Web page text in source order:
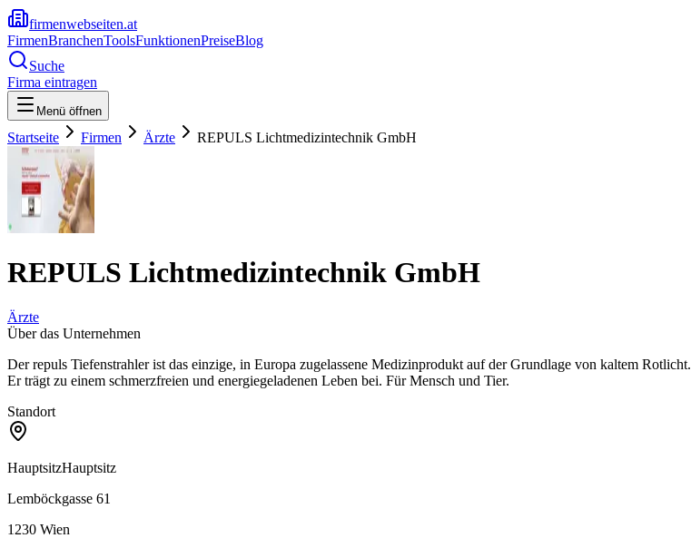
firmenwebseiten.at
FirmenBranchenToolsFunktionenPreiseBlog
Suche
Firma eintragen
Menü öffnen
Startseite Firmen Ärzte REPULS Lichtmedizintechnik GmbH
REPULS Lichtmedizintechnik GmbH
Ärzte
Über das Unternehmen
Der repuls Tiefenstrahler ist das einzige, in Europa zugelassene Medizinprodukt auf der Grundlage von kaltem Rotlicht.
Er trägt zu einem schmerzfreien und energiegeladenen Leben bei. Für Mensch und Tier.
Standort
HauptsitzHauptsitz
Lemböckgasse 61
1230 Wien